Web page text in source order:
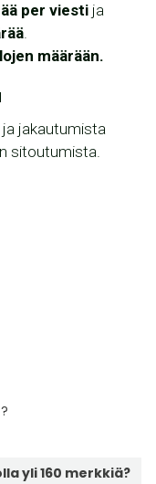
yli 160 merkkiä?
per viesti ja
.
määrään.
jakautumista
sitoutumista.